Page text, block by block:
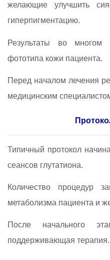
желающие улучшить
гиперпигментацию.
Результаты во многом
фототипа кожи пациента.
Перед началом лечения
медицинским
Типичный протокол
сеансов глутатиона.
Количество процедур
метаболизма пациента и
После начального
поддерживающая терапия.